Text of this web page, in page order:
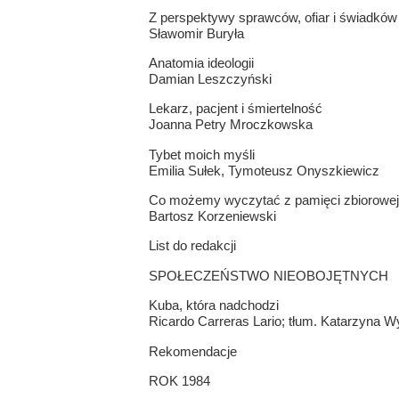
Z perspektywy sprawców, ofiar i świadków
Sławomir Buryła
Anatomia ideologii
Damian Leszczyński
Lekarz, pacjent i śmiertelność
Joanna Petry Mroczkowska
Tybet moich myśli
Emilia Sułek, Tymoteusz Onyszkiewicz
Co możemy wyczytać z pamięci
Bartosz Korzeniewski
List do redakcji
SPOŁECZEŃSTWO NIEOBOJĘTNYCH
Kuba, która nadchodzi
Ricardo Carreras Lario; tłum. Katarzyna
Rekomendacje
ROK 1984